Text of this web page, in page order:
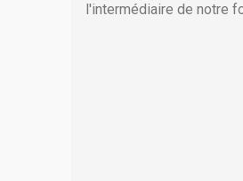
l'intermédiaire de notre